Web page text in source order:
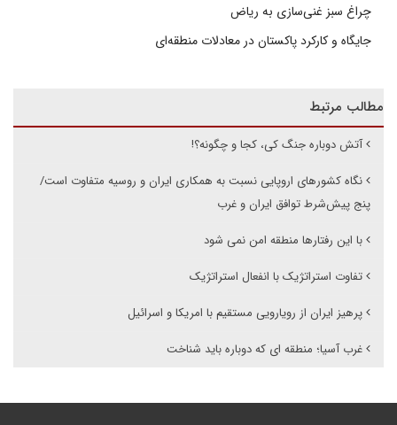
چراغ سبز غنی‌سازی به ریاض
جایگاه و کارکرد پاکستان در معادلات منطقه‌ای
مطالب مرتبط
آتش دوباره جنگ کی، کجا و چگونه؟!
نگاه کشورهای اروپایی نسبت به همکاری ایران و روسیه متفاوت است/
پنج پیش‌شرط توافق ایران و غرب
با این رفتارها منطقه امن نمی شود
تفاوت استراتژیک با انفعال استراتژیک
پرهیز ایران از رویارویی مستقیم با امریکا و اسرائیل
غرب آسیا؛ منطقه ای که دوباره باید شناخت